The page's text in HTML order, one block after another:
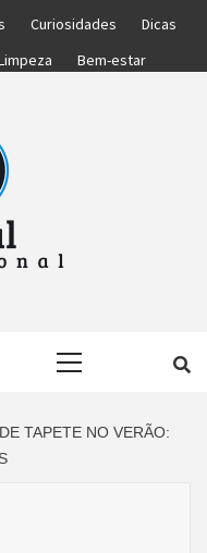
Curiosidades
Dicas
Bem-estar
TAPETE NO VERÃO: